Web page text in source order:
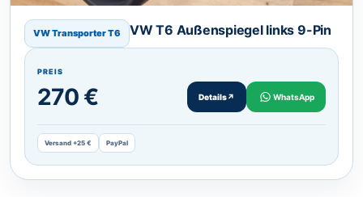
VW Transporter T6 VW T6 Außenspiegel links 9-Pin
PREIS
270 € Details↗ WhatsApp
Versand +25 € PayPal